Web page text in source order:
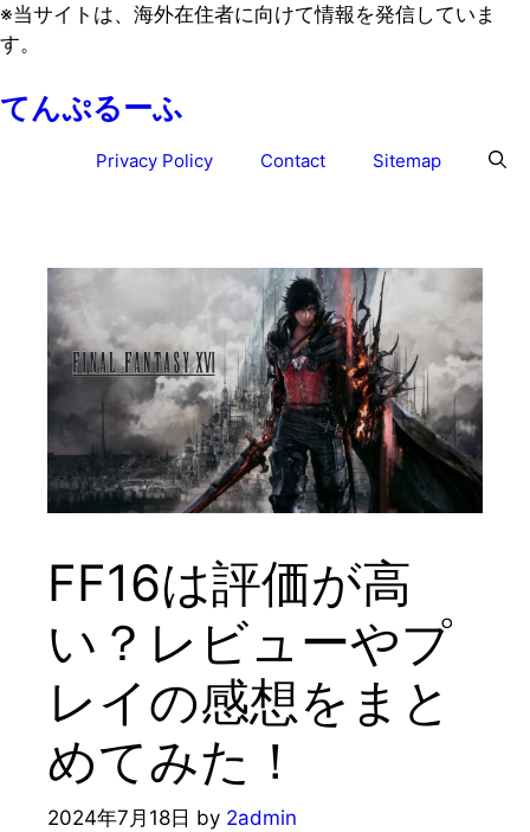
コ
ン
ン
※当サイトは、海外在住者に向けて情報を発信していま
す。
てんぷるーふ
Privacy Policy Contact Sitemap
FF16は評価が高
い？レビューやプ
レイの感想をまと
めてみた！
2024年7月18日 by 2admin